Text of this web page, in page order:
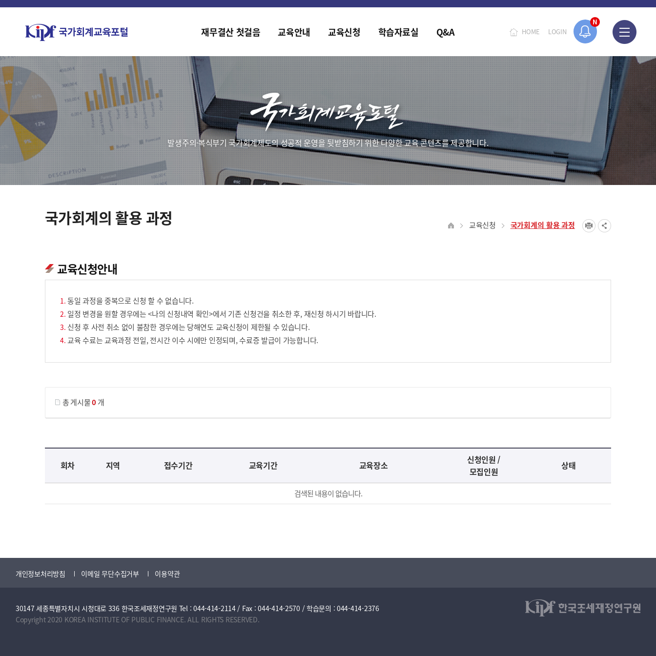
N
홈페이지가 새롭게 개편되었습니다.
HOME LOGIN
재무결산 첫걸음 교육안내 교육신청 학습자료실 Q&A
발생주의·복식부기 국가회계제도의 성공적 운영을 뒷받침하기 위한 다양한 교육 콘텐츠를 제공합니다.
국가회계의 활용 과정 교육신청 국가회계의 활용 과정
교육신청안내
동일 과정을 중복으로 신청 할 수 없습니다.
일정 변경을 원할 경우에는 <나의 신청내역 확인>에서 기존 신청건을 취소한 후, 재신청 하시기 바랍니다.
신청 후 사전 취소 없이 불참한 경우에는 당해연도 교육신청이 제한될 수 있습니다.
교육 수료는 교육과정 전일, 전시간 이수 시에만 인정되며, 수료증 발급이 가능합니다.
총 게시물0개
교육신청 목록을 나타낸 표로 회차, 지역, 접수기간, 교육기간, 교육장소, 신청인원/모집인원, 상태로 나뉘어 설명합니다.
회차 지역 접수기간 교육기간 교육장소
신청인원 /
모집인원
상태
검색된 내용이 없습니다.
개인정보처리방침 이메일 무단수집거부 이용약관
30147 세종특별자치시 시청대로 336 한국조세재정연구원 Tel : 044-414-2114 / Fax : 044-414-2570 / 학습문의 : 044-414-2376
Copyright 2020 KOREA INSTITUTE OF PUBLIC FINANCE. ALL RIGHTS RESERVED.